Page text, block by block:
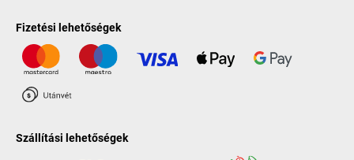
Fizetési lehetőségek
Szállítási lehetőségek